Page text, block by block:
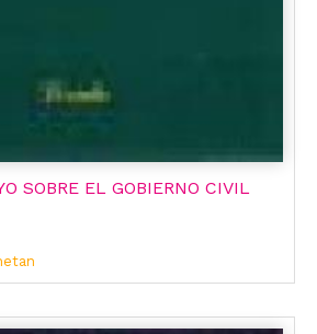
SOBRE EL GOBIERNO CIVIL